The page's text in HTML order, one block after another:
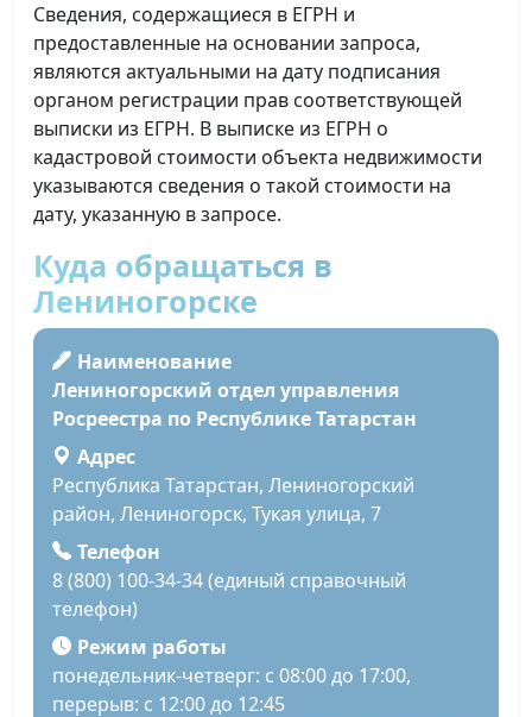
Сведения, содержащиеся в ЕГРН и
предоставленные на основании запроса,
являются актуальными на дату подписания
органом регистрации прав соответствующей
выписки из ЕГРН. В выписке из ЕГРН о
кадастровой стоимости объекта недвижимости
указываются сведения о такой стоимости на
дату, указанную в запросе.
Куда обращаться в
Лениногорске
Наименование
Лениногорский отдел управления
Росреестра по Республике Татарстан
Адрес
Республика Татарстан, Лениногорский
район, Лениногорск, Тукая улица, 7
Телефон
8 (800) 100-34-34 (единый справочный
телефон)
Режим работы
понедельник-четверг: с 08:00 до 17:00,
перерыв: с 12:00 до 12:45